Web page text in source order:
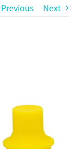
Previous Next